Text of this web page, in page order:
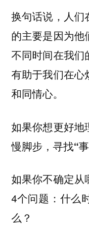
换句话说，人们
的主要是因为
不同时间在我们
有助于我们在心
和同情心。
如果你想更好地
慢脚步，寻找“事
如果你不确定从
4个问题：什么
么？